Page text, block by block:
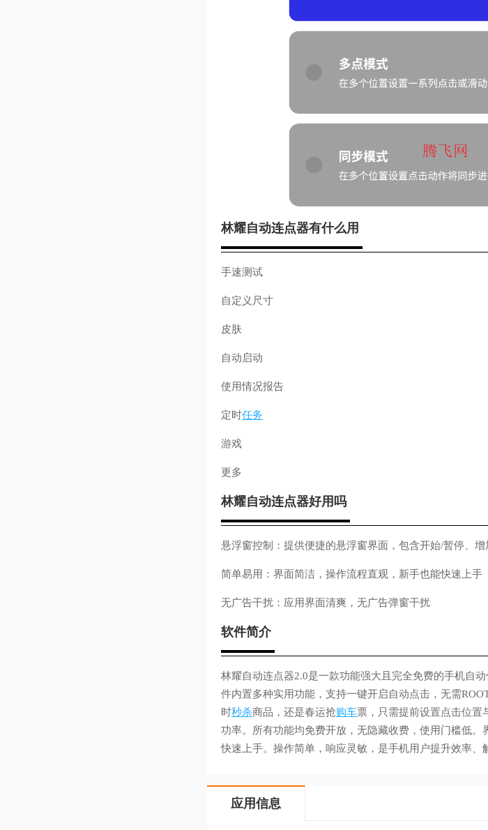
林耀自动连点器有什么用
手速测试
自定义尺寸
皮肤
自动启动
使用情况报告
定时任务
游戏
更多
林耀自动连点器好用吗
悬浮窗控制：提供便捷的悬浮窗界面，包含开始/暂停、
简单易用：界面简洁，操作流程直观，新手也能快速上手
无广告干扰：应用界面清爽，无广告弹窗干扰
软件简介
林耀自动连点器2.0是一款功能强大且完全免费的手机自
件内置多种实用功能，支持一键开启自动点击，无需
时秒杀商品，还是春运抢购车票，只需提前设置点击位置
功率。所有功能均免费开放，无隐藏收费，使用门槛低
快速上手。操作简单，响应灵敏，是手机用户提升效率、
应用信息